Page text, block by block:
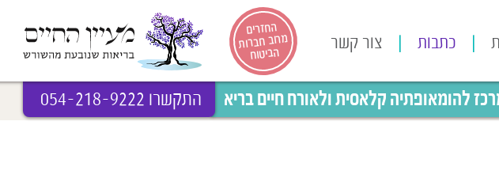
החזרים
מרוב חברות
הביטוח
כתבות צור קשר
להומאופתיה קלאסית ולאורח חיים בריא התקשרו 054-218-9222